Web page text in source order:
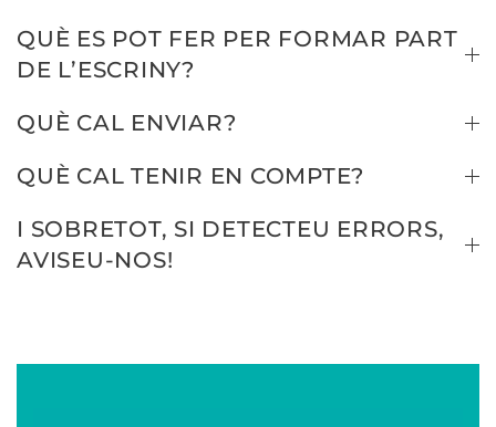
QUÈ ES POT FER PER FORMAR PART
DE L’ESCRINY?
QUÈ CAL ENVIAR?
QUÈ CAL TENIR EN COMPTE?
I SOBRETOT, SI DETECTEU ERRORS,
AVISEU-NOS!